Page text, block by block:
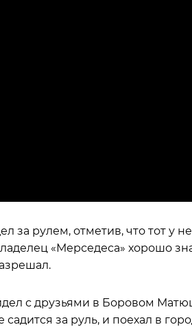
за рулем, отметив, что тот у
«Мерседеса» хорошо
с друзьями в Боровом
за руль, и поехал в